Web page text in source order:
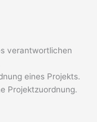
verantwortlichen
eines Projekts.
Projektzuordnung.